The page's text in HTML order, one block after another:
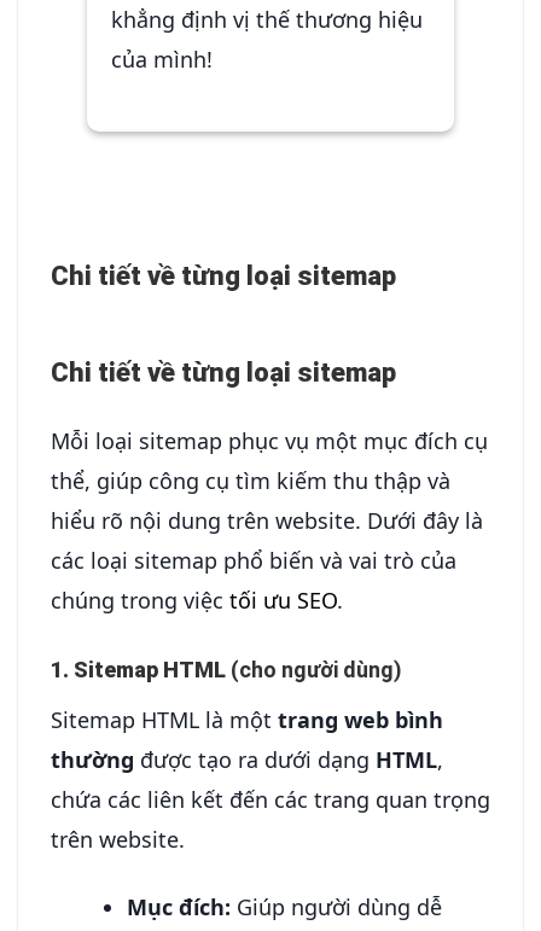
khẳng định vị thế thương hiệu
của mình!
Chi tiết về từng loại sitemap
Chi tiết về từng loại sitemap
Mỗi loại sitemap phục vụ một mục đích cụ
thể, giúp công cụ tìm kiếm thu thập và
hiểu rõ nội dung trên website. Dưới đây là
các loại sitemap phổ biến và vai trò của
chúng trong việc tối ưu SEO.
1. Sitemap HTML (cho người dùng)
Sitemap HTML là một trang web bình
thường được tạo ra dưới dạng HTML,
chứa các liên kết đến các trang quan trọng
trên website.
Mục đích: Giúp người dùng dễ